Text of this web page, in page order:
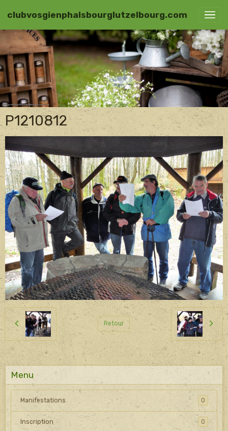
clubvosgienphalsbourglutzelbourg.com
P1210812
Retour
Menu
Manifestations 0
Inscription 0